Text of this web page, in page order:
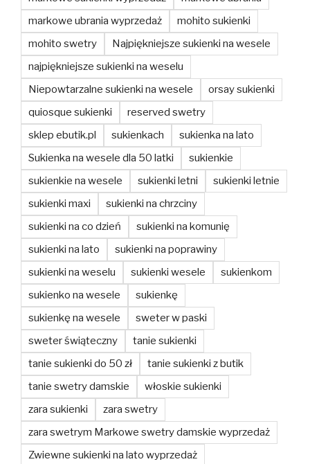
markowe ubrania wyprzedaż
mohito sukienki
mohito swetry
Najpiękniejsze sukienki na wesele
najpiękniejsze sukienki na weselu
Niepowtarzalne sukienki na wesele
orsay sukienki
quiosque sukienki
reserved swetry
sklep ebutik.pl
sukienkach
sukienka na lato
Sukienka na wesele dla 50 latki
sukienkie
sukienkie na wesele
sukienki letni
sukienki letnie
sukienki maxi
sukienki na chrzciny
sukienki na co dzień
sukienki na komunię
sukienki na lato
sukienki na poprawiny
sukienki na weselu
sukienki wesele
sukienkom
sukienko na wesele
sukienkę
sukienkę na wesele
sweter w paski
sweter świąteczny
tanie sukienki
tanie sukienki do 50 zł
tanie sukienki z butik
tanie swetry damskie
włoskie sukienki
zara sukienki
zara swetry
zara swetrym Markowe swetry damskie wyprzedaż
Zwiewne sukienki na lato wyprzedaż